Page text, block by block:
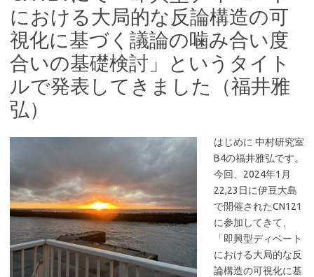
における大局的な反論構造の可
視化に基づく議論の噛み合い度
合いの基礎検討」というタイト
ルで発表してきました（福井雅
弘）
はじめに 中村研究室
B4の福井雅弘です。
今回、2024年1月
22,23日に伊豆大島
で開催されたCN121
に参加してきて、
「即興型ディベート
における大局的な反
論構造の可視化に基